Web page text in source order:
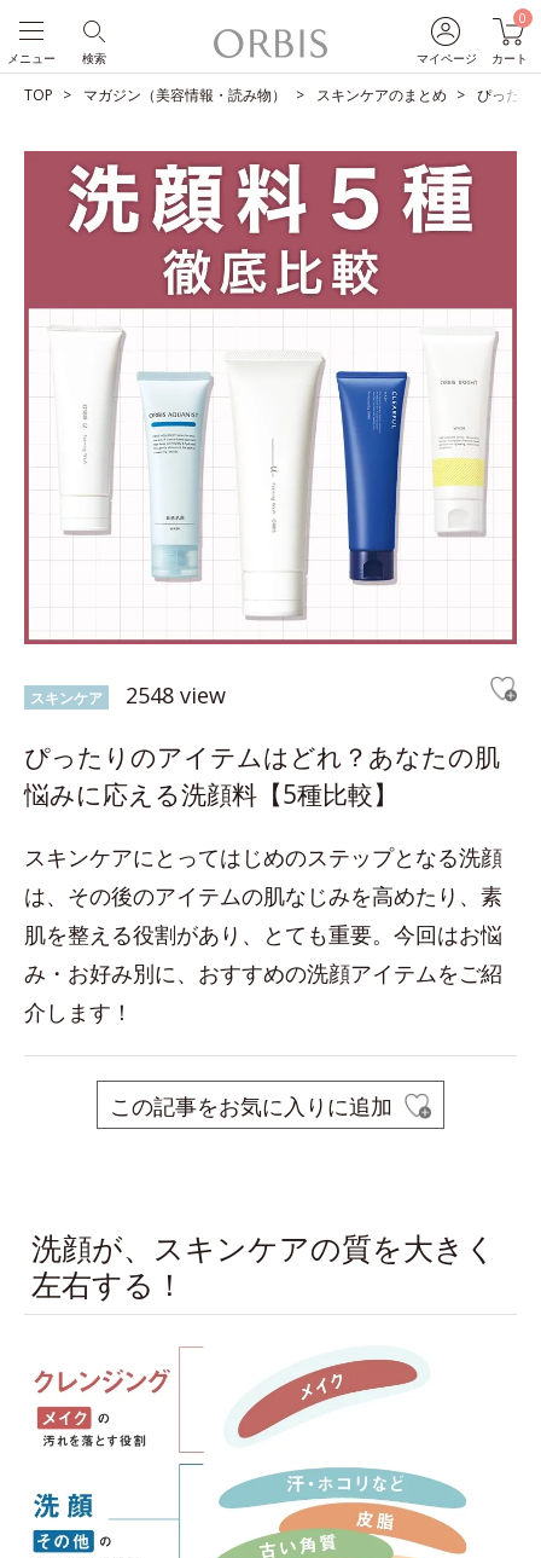
マイページ
0
カート
検索
メニュー
TOP マガジン（美容情報・読み物） スキンケアのまとめ ぴったり
スキンケア 2548 view
ぴったりのアイテムはどれ？あなたの肌
悩みに応える洗顔料【5種比較】
スキンケアにとってはじめのステップとなる洗顔
は、その後のアイテムの肌なじみを高めたり、素
肌を整える役割があり、とても重要。今回はお悩
み・お好み別に、おすすめの洗顔アイテムをご紹
介します！
この記事をお気に入りに追加
洗顔が、スキンケアの質を大きく
左右する！